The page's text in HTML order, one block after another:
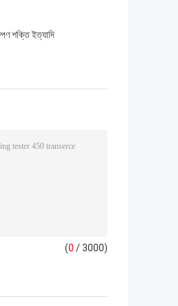
শক্তি ইত্যাদি
(0 / 3000)